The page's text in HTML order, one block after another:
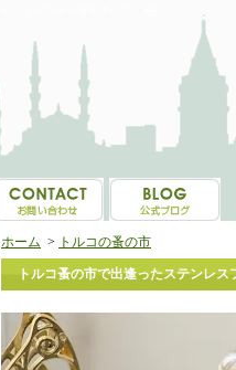
ホーム > トルコの蚤の市
トルコ蚤の市で出逢ったステンレス